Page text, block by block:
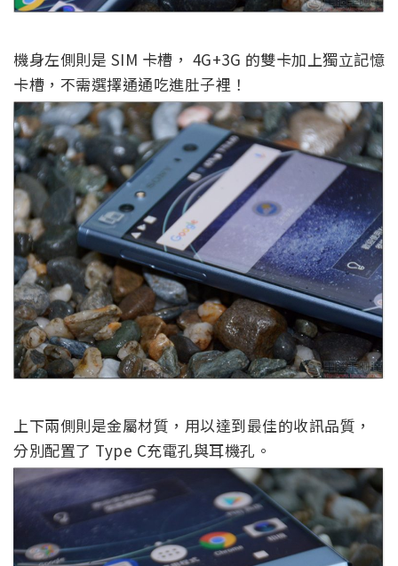
機身左側則是 SIM 卡槽， 4G+3G 的雙卡加上獨立記憶
卡槽，不需選擇通通吃進肚子裡！
上下兩側則是金屬材質，用以達到最佳的收訊品質，
分別配置了 Type C充電孔與耳機孔。